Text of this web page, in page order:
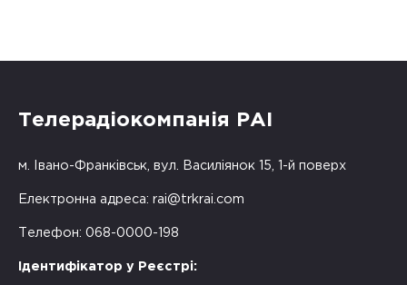
Телерадіокомпанія РАІ
м. Івано-Франківськ, вул. Василіянок 15, 1-й поверх
Електронна адреса: rai@trkrai.com
Телефон: 068-0000-198
Ідентифікатор у Реєстрі: